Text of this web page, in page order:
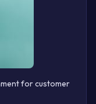
for customer